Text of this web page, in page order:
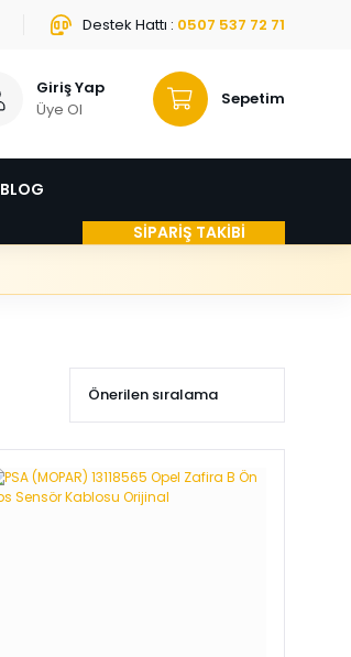
Destek Hattı : 0507 537 72 71
Giriş Yap
Üye Ol
Sepetim
BLOG
SİPARİŞ TAKİBİ